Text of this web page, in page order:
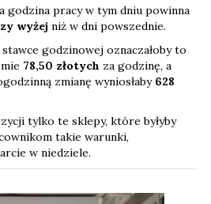
godzina pracy w tym dniu powinna
wyżej niż w dni powszednie.
godzinowej oznaczałoby to
78,50 złotych za godzinę, a
zmianę wyniosłaby 628
tylko te sklepy, które byłyby
takie warunki,
w niedziele.